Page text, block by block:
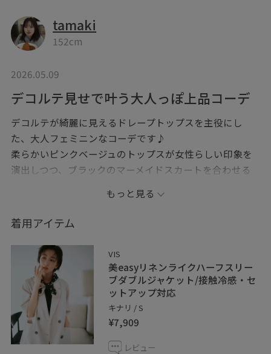
tamaki
152cm
2026.05.09
デコルテ見せで叶う大人っぽ上品コーデ
デコルテが綺麗に見えるドレープトップスを主役にし
た、大人フェミニンなコーデです♪
柔らかいピンクベージュのトップスが女性らしい印象を
演出しつつ、ブラックのマーメイドスカートを合わせる
＿＿＿＿＿＿＿＿＿＿＿＿＿＿＿＿＿＿＿＿
LINEで在庫のお問い合わせや商品、
コーディネートのご相談など
是非お気軽にお問い合わせください◎
LINEで二子玉川ライズVISスタッフにご相談は【友だち追
加】をタップ！！
もっと見る
着用アイテム
VIS
美easyリネンライクハーフスリー
ブダブルジャケット/接触冷感・セ
ットアップ対応
キナリ / S
¥7,909
レビュー